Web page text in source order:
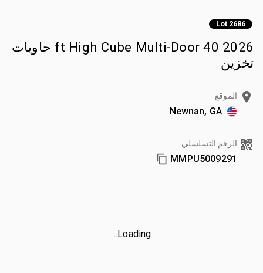
Lot 2686
2026 40 ft High Cube Multi-Door حاويات
تخزين
الموقع
Newnan, GA
الرقم التسلسلي
MMPU5009291
Loading...